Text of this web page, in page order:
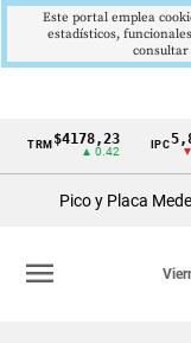
Cintillo
Colombia
TRM $4178,23
▲ 0.42
5,81
▼
Pico y Placa
menu
Este portal emplea
estadísticos,